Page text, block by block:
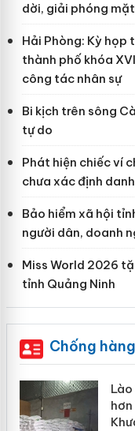
dời, giải phóng
Hải Phòng: Kỳ họp
thành phố khóa
công tác nhân sự
Bi kịch trên sông
tự do
Phát hiện chiếc ví
chưa xác định
Bảo hiểm xã hội
người dân, doanh
Miss World 2026
tỉnh Quảng Ninh
Chống